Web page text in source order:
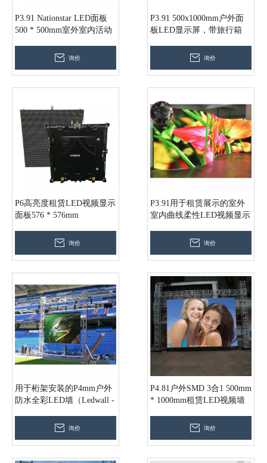
P3.91 Nationstar LED面板
500 * 500mm室外室内活动
询价
P3.91 500x1000mm户外面
板LED显示屏，带旅行箱
询价
P6高亮度租赁LED视频显示
面板576 * 576mm
询价
P3.91用于租赁展示的室外
室内曲线柔性LED视频显示
询价
用于桁架安装的P4mm户外
防水全彩LED墙（Ledwall -
询价
P4.81户外SMD 3合1 500mm
* 1000mm租赁LED视频墙
询价